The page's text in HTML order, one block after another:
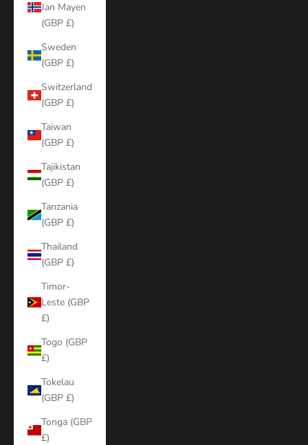
Jan Mayen
(GBP £)
Sweden
(GBP £)
Switzerland
(GBP £)
Taiwan
(GBP £)
Tajikistan
(GBP £)
Tanzania
(GBP £)
Thailand
(GBP £)
Timor-
Leste (GBP
£)
Togo (GBP
£)
Tokelau
(GBP £)
Tonga (GBP
£)